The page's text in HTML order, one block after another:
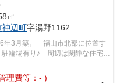
㎡
神辺町字湯野1162
3月築。 福山市北部に位置す
輪場有り♪ 周辺は閑静な住宅地
理費等：- )